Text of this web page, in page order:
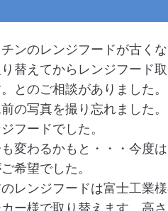
ンのレンジフードが古く
替えてからレンジフード
とのご相談がありました。
の写真を撮り忘れました
フードでした。
変わるかもと・・・今度
希望でした。
のレンジフードは富士工業
ー様で取り替えます。高